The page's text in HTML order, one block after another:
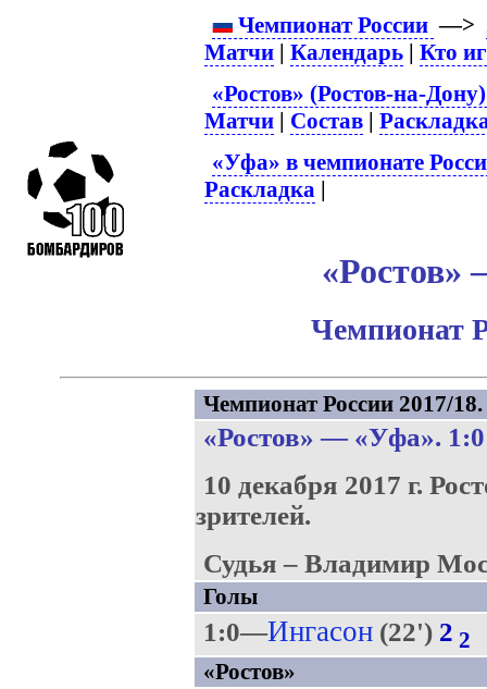
Чемпионат России —>
Матчи |Календарь |Кто
«Ростов» (Ростов-на-
Матчи | Состав |
«Уфа» в чемпионате
Раскладка |
«Ростов»
Чемпионат
Чемпионат России 2017/
«Ростов» — «Уфа».
10 декабря 2017 г.
зрителей.
Судья – Владимир
Голы
1:0—Ингасон(22') 2 2
«Ростов»